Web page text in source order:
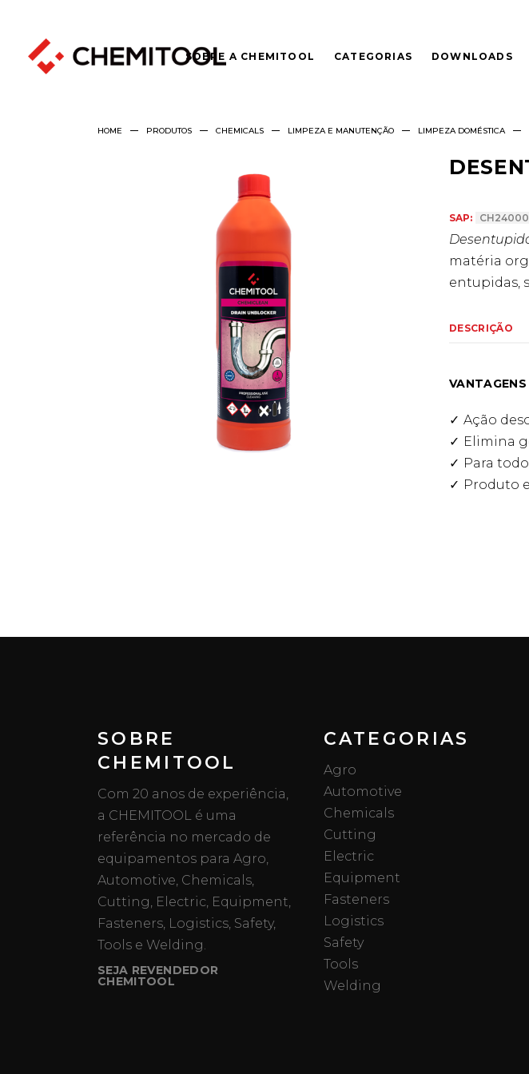
SOBRE A CHEMITOOL CATEGORIAS DOWNLOADS
HOME PRODUTOS CHEMICALS LIMPEZA E MANUTENÇÃO LIMPEZA DOMÉSTICA
SAP:
matéria
entupidas,
DESCRIÇÃO
VANTAGENS
Ação
Elimina
Para
Produto
SOBRE
CHEMITOOL
Com 20 anos de experiência,
a CHEMITOOL é uma
referência no mercado de
equipamentos para Agro,
Automotive, Chemicals,
Cutting, Electric, Equipment,
Fasteners, Logistics, Safety,
Tools e Welding.
SEJA REVENDEDOR
CHEMITOOL
CATEGORIAS
Agro
Automotive
Chemicals
Cutting
Electric
Equipment
Fasteners
Logistics
Safety
Tools
Welding